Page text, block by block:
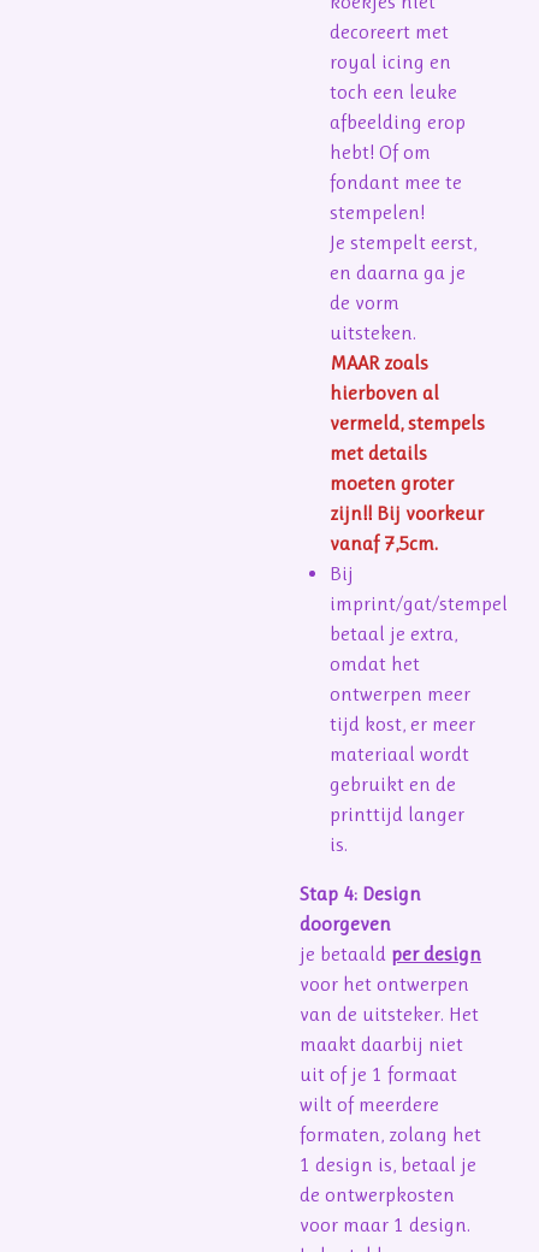
decoreert met
royal icing en
toch een leuke
afbeelding erop
hebt! Of om
fondant mee te
stempelen!
Je stempelt eerst,
en daarna ga je
de vorm
uitsteken.
MAAR zoals
hierboven al
vermeld, stempels
met details
moeten groter
zijn!! Bij voorkeur
vanaf 7,5cm.
Bij
imprint/gat/stempel
betaal je extra,
omdat het
ontwerpen meer
tijd kost, er meer
materiaal wordt
gebruikt en de
printtijd langer
is.
Stap 4: Design
doorgeven
je betaald per design
voor het ontwerpen
van de uitsteker. Het
maakt daarbij niet
uit of je 1 formaat
wilt of meerdere
formaten, zolang het
1 design is, betaal je
de ontwerpkosten
voor maar 1 design.